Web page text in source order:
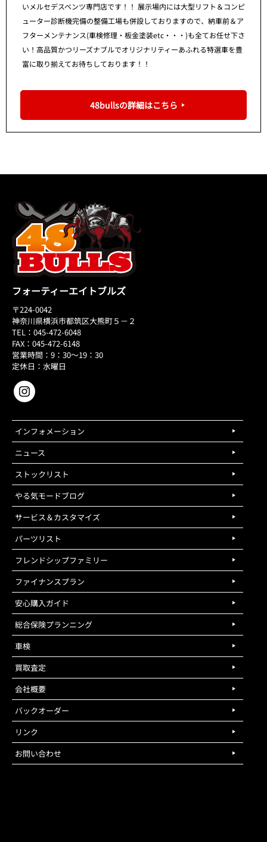
いメルセデスベンツ専門店です！！ 展示場内には大型リフト＆コンピ
ューター診断機完備の整備工場も併設しておりますので、納車前＆ア
フターメンテナンス(車検修理・板金塗装etc・・・)も全てお任せ下さ
い！高品質かつリーズナブルでオリジナリティーあふれる特選車を豊
富に取り揃えてお待ちしております！！
48bullsの詳細はこちら
フォーティーエイトブルズ
〒224-0042
神奈川県横浜市都筑区大熊町５－２
TEL：045-472-6048
FAX：045-472-6148
営業時間：9：30～19：30
定休日：水曜日
インフォメーション
ニュース
ストックリスト
やる気モードブログ
サービス＆カスタマイズ
パーツリスト
フレンドシップファミリー
ファイナンスプラン
安心購入ガイド
総合保険プランニング
車検
買取査定
会社概要
バックオーダー
リンク
お問い合わせ